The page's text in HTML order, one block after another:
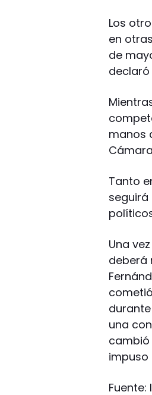
Los
en
de
manos
Tanto
seguirá
Una
deberá
una
impuso
Fuente: